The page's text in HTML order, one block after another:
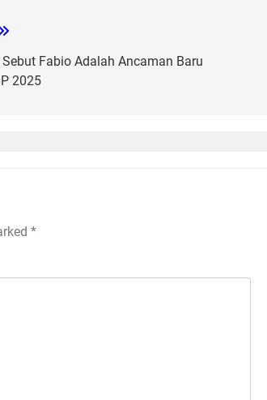
Fabio Adalah Ancaman Baru
2025
*